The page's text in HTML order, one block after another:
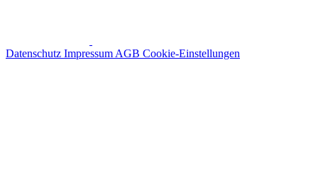
Datenschutz Impressum AGB Cookie-Einstellungen